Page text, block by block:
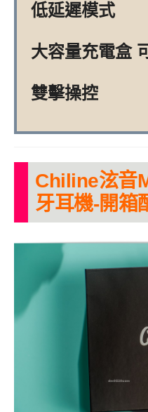
低延遲模式
大容量充電盒
雙擊操控
Chiline泫音
牙耳機-開箱